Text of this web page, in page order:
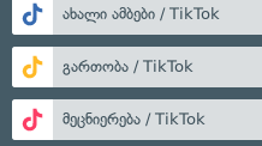
ახალი ამბები / TikTok
გართობა / TikTok
მეცნიერება / TikTok